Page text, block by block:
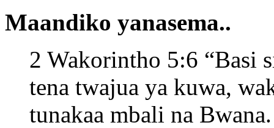
Maandiko yanasema..
2 Wakorintho 5:6 “Basi
tena twajua ya kuwa,
tunakaa mbali na Bwana.